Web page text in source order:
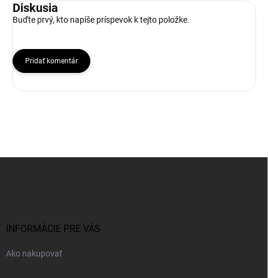
Diskusia
Buďte prvý, kto napíše príspevok k tejto položke.
Pridať komentár
INFORMÁCIE PRE VÁS
Ako nakupovať